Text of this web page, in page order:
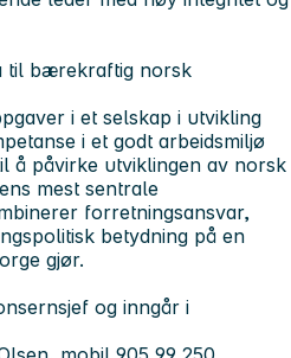
til bærekraftig norsk
i et selskap i utvikling
i et godt arbeidsmiljø
å påvirke utviklingen av norsk
mest sentrale
forretningsansvar,
betydning på en
gjør.
og inngår i